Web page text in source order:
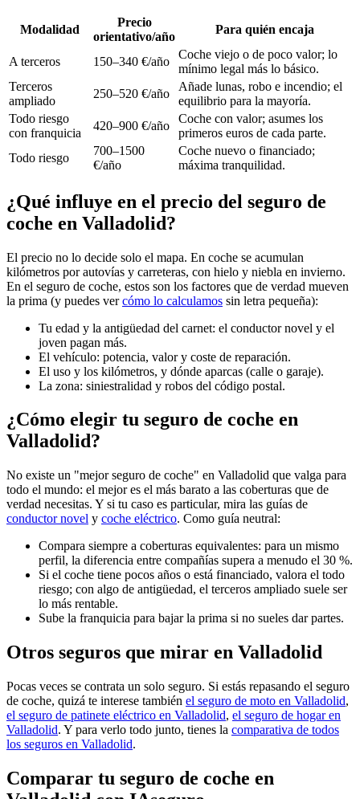
Modalidad
Precio
orientativo/año
Para quién encaja
A terceros 150–340 €/año
Coche viejo o de poco valor; lo
mínimo legal más lo básico.
Terceros
ampliado
250–520 €/año
Añade lunas, robo e incendio; el
equilibrio para la mayoría.
Todo riesgo
con franquicia
420–900 €/año
Coche con valor; asumes los
primeros euros de cada parte.
Todo riesgo
700–1500
€/año
Coche nuevo o financiado;
máxima tranquilidad.
¿Qué influye en el precio del seguro de
coche en Valladolid?
El precio no lo decide solo el mapa. En coche se acumulan
kilómetros por autovías y carreteras, con hielo y niebla en invierno.
En el seguro de coche, estos son los factores que de verdad mueven
la prima (y puedes vercómo lo calculamos sin letra pequeña):
Tu edad y la antigüedad del carnet: el conductor novel y el
joven pagan más.
El vehículo: potencia, valor y coste de reparación.
El uso y los kilómetros, y dónde aparcas (calle o garaje).
La zona: siniestralidad y robos del código postal.
¿Cómo elegir tu seguro de coche en
Valladolid?
No existe un "mejor seguro de coche" en Valladolid que valga para
todo el mundo: el mejor es el más barato a las coberturas que de
verdad necesitas. Y si tu caso es particular, mira las guías de
conductor novel y coche eléctrico. Como guía neutral:
Compara siempre a coberturas equivalentes: para un mismo
perfil, la diferencia entre compañías supera a menudo el 30 %.
Si el coche tiene pocos años o está financiado, valora el todo
riesgo; con algo de antigüedad, el terceros ampliado suele ser
lo más rentable.
Sube la franquicia para bajar la prima si no sueles dar partes.
Otros seguros que mirar en Valladolid
Pocas veces se contrata un solo seguro. Si estás repasando el seguro
de coche, quizá te interese también el seguro de moto en Valladolid,
el seguro de patinete eléctrico en Valladolid, el seguro de hogar en
Valladolid. Y para verlo todo junto, tienes la comparativa de todos
los seguros en Valladolid.
Comparar tu seguro de coche en